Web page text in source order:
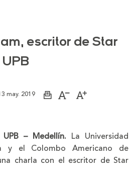
escritor de Star
may. 2019
ImprimirAumentar
letra
Disminuir
letra
– Medellín. La Universidad
y el Colombo Americano de
charla con el escritor de Star